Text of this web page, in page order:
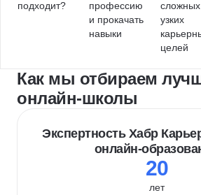
подходит?
профессию
и прокачать
навыки
узких
целей
Как мы отбираем
онлайн-школы
Экспертность Хабр
онлайн-
20
лет